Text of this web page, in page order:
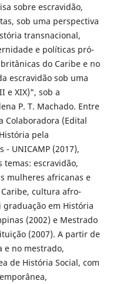
sobre escravidão,
sob uma perspectiva
transnacional,
e políticas pró-
do Caribe e no
escravidão sob uma
e XIX)", sob a
P. T. Machado. Entre
Colaboradora (Edital
pela
- UNICAMP (2017),
temas: escravidão,
mulheres africanas e
cultura afro-
em História
(2002) e Mestrado
(2007). A partir de
e no mestrado,
de História Social, com